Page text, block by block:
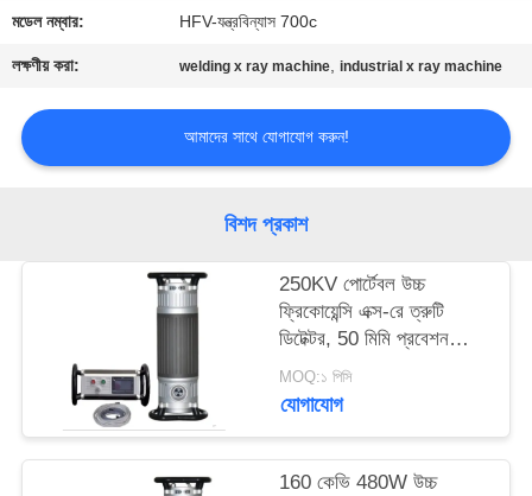
উদ্ধৃতির
আবেদন
ম্যাপ
POLICY
মডেল নম্বার: HFV-যন্ত্রবিন্যাস 700c
লক্ষণীয় করা: welding x ray machine,industrial x ray machine
আমাদের সাথে যোগাযোগ করুন!
বিশদ প্রকাশ
250KV পোর্টেবল উচ্চ
ফ্রিকোয়েন্সি এক্স-রে ত্রুটি
ডিটেক্টর, 50 মিমি প্রবেশন
ক্ষমতা সহ
MOQ:১ পিসি
যোগাযোগ
160 কেভি 480W উচ্চ